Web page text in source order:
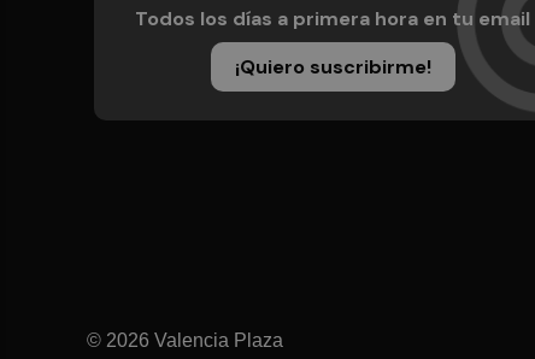
Todos los días a primera hora en tu email
¡Quiero suscribirme!
© 2026 Valencia Plaza